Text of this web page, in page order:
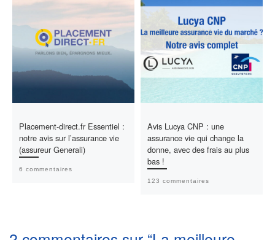
Placement-direct.fr Essentiel :
notre avis sur l’assurance vie
(assureur Generali)
6 commentaires
Avis Lucya CNP : une
assurance vie qui change la
donne, avec des frais au plus
bas !
123 commentaires